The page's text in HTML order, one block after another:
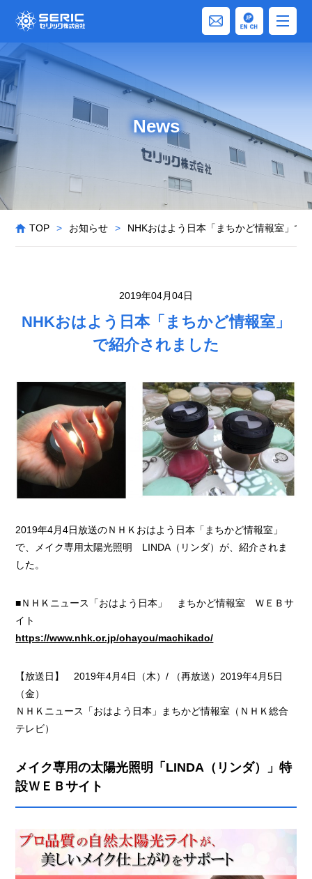
News
TOP > お知らせ > NHKおはよう日本「まちかど情報室」で
2019年04月04日
NHKおはよう日本「まちかど情報室」
で紹介されました
2019年4月4日放送のＮＨＫおはよう日本「まちかど情報室」
で、メイク専用太陽光照明 LINDA（リンダ）が、紹介されま
した。
■ＮＨＫニュース「おはよう日本」 まちかど情報室 ＷＥＢサ
イト
https://www.nhk.or.jp/ohayou/machikado/
【放送日】 2019年4月4日（木）/ （再放送）2019年4月5日
（金）
ＮＨＫニュース「おはよう日本」まちかど情報室（ＮＨＫ総合
テレビ）
メイク専用の太陽光照明「LINDA（リンダ）」特
設ＷＥＢサイト